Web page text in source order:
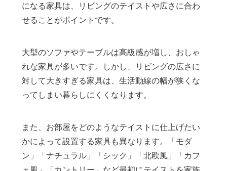
になる家具は、リビングのテイストや広さに合わ
せることがポイントです。
大型のソファやテーブルは高級感が増し、おしゃ
れな家具が多いです。しかし、リビングの広さに
対して大きすぎる家具は、生活動線の幅が狭くな
ってしまい暮らしにくくなります。
また、お部屋をどのようなテイストに仕上げたい
かによって設置する家具も異なります。「モダ
ン」「ナチュラル」「シック」「北欧風」「カフ